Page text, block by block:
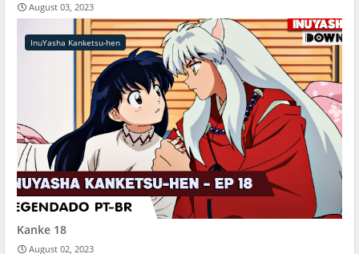
August 03, 2023
InuYasha Kanketsu-hen
Kanke 18
August 02, 2023